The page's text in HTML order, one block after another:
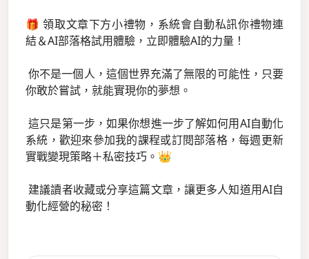
🎁 領取文章下方小禮物，系統會自動私訊你禮物連
結＆AI部落格試用體驗，立即體驗AI的力量！
你不是一個人，這個世界充滿了無限的可能性，只要
你敢於嘗試，就能實現你的夢想。
這只是第一步，如果你想進一步了解如何用AI自動化
系統，歡迎來參加我的課程或訂閱部落格，每週更新
實戰變現策略＋私密技巧。👑
建議讀者收藏或分享這篇文章，讓更多人知道用AI自
動化經營的秘密！